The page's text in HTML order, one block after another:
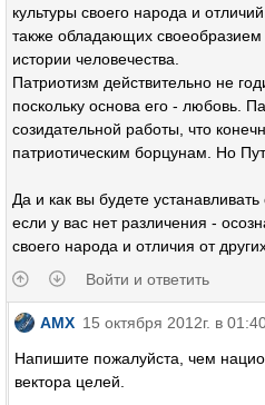
культуры своего народа и
также обладающих
истории человечества.
Патриотизм действительно не
поскольку основа его - любовь.
созидательной работы, что
патриотическим борцунам. Но
Да и как вы будете
если у вас нет различения -
своего народа и отличия от
Войти и ответить
AMX 15 октября 2012г. в
Напишите пожалуйста, чем
вектора целей.